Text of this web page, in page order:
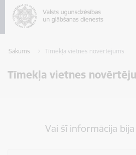
Sākums Tīmekļa vietnes novērtējums
Tīmekļa vietnes
Vai šī informācija